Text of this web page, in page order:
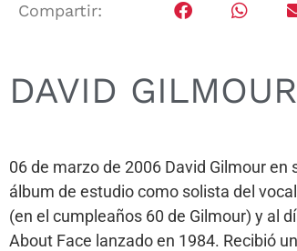
Compartir:
DAVID GILMOUR
06 de marzo de 2006 David Gilmour en
álbum de estudio como solista del
(en el cumpleaños 60 de Gilmour) y al
About Face lanzado en 1984. Recibió